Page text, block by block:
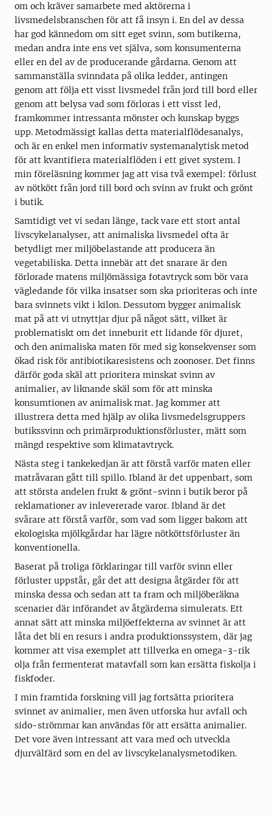
om och kräver samarbete med aktörerna i
livsmedelsbranschen för att få insyn i. En del av dessa
har god kännedom om sitt eget svinn, som butikerna,
medan andra inte ens vet själva, som konsumenterna
eller en del av de producerande gårdarna. Genom att
sammanställa svinndata på olika ledder, antingen
genom att följa ett visst livsmedel från jord till bord eller
genom att belysa vad som förloras i ett visst led,
framkommer intressanta mönster och kunskap byggs
upp. Metodmässigt kallas detta materialflödesanalys,
och är en enkel men informativ systemanalytisk metod
för att kvantifiera materialflöden i ett givet system. I
min föreläsning kommer jag att visa två exempel: förlust
av nötkött från jord till bord och svinn av frukt och grönt
i butik.
Samtidigt vet vi sedan länge, tack vare ett stort antal
livscykelanalyser, att animaliska livsmedel ofta är
betydligt mer miljöbelastande att producera än
vegetabiliska. Detta innebär att det snarare är den
förlorade matens miljömässiga fotavtryck som bör vara
vägledande för vilka insatser som ska prioriteras och inte
bara svinnets vikt i kilon. Dessutom bygger animalisk
mat på att vi utnyttjar djur på något sätt, vilket är
problematiskt om det inneburit ett lidande för djuret,
och den animaliska maten för med sig konsekvenser som
ökad risk för antibiotikaresistens och zoonoser. Det finns
därför goda skäl att prioritera minskat svinn av
animalier, av liknande skäl som för att minska
konsumtionen av animalisk mat. Jag kommer att
illustrera detta med hjälp av olika livsmedelsgruppers
butikssvinn och primärproduktionsförluster, mätt som
mängd respektive som klimatavtryck.
Nästa steg i tankekedjan är att förstå varför maten eller
matråvaran gått till spillo. Ibland är det uppenbart, som
att största andelen frukt & grönt-svinn i butik beror på
reklamationer av inlevererade varor. Ibland är det
svårare att förstå varför, som vad som ligger bakom att
ekologiska mjölkgårdar har lägre nötköttsförluster än
konventionella.
Baserat på troliga förklaringar till varför svinn eller
förluster uppstår, går det att designa åtgärder för att
minska dessa och sedan att ta fram och miljöberäkna
scenarier där införandet av åtgärderna simulerats. Ett
annat sätt att minska miljöeffekterna av svinnet är att
låta det bli en resurs i andra produktionssystem, där jag
kommer att visa exemplet att tillverka en omega-3-rik
olja från fermenterat matavfall som kan ersätta fiskolja i
fiskfoder.
I min framtida forskning vill jag fortsätta prioritera
svinnet av animalier, men även utforska hur avfall och
sido-strömmar kan användas för att ersätta animalier.
Det vore även intressant att vara med och utveckla
djurvälfärd som en del av livscykelanalysmetodiken.